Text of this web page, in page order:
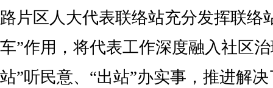
路片区人大代表联络站充分发挥联络
车”作用，将代表工作深度融入社区
站”听民意、“出站”办实事，推进解